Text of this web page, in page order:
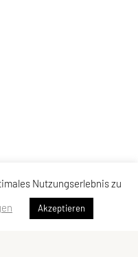
Nutzungserlebnis zu
Akzeptieren